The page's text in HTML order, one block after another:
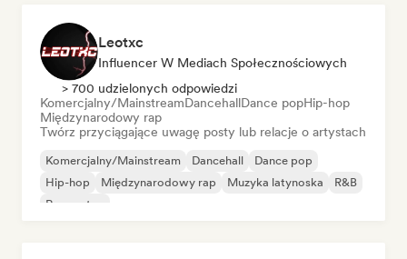
Leotxc
Influencer W Mediach Społecznościowych
> 700 udzielonych odpowiedzi
Komercjalny/MainstreamDancehallDance popHip-hop
Międzynarodowy rap
Twórz przyciągające uwagę posty lub relacje o artystach
Komercjalny/Mainstream Dancehall
Dance pop
Hip-hop
Międzynarodowy rap Muzyka latynoska
R&B
Reggaeton